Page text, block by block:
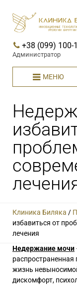
+38 (099) 100-
Администратор
МЕНЮ
Клиника Биляка /
избавиться от
лечения
Недержание мочи
жизнь
дискомфорт,